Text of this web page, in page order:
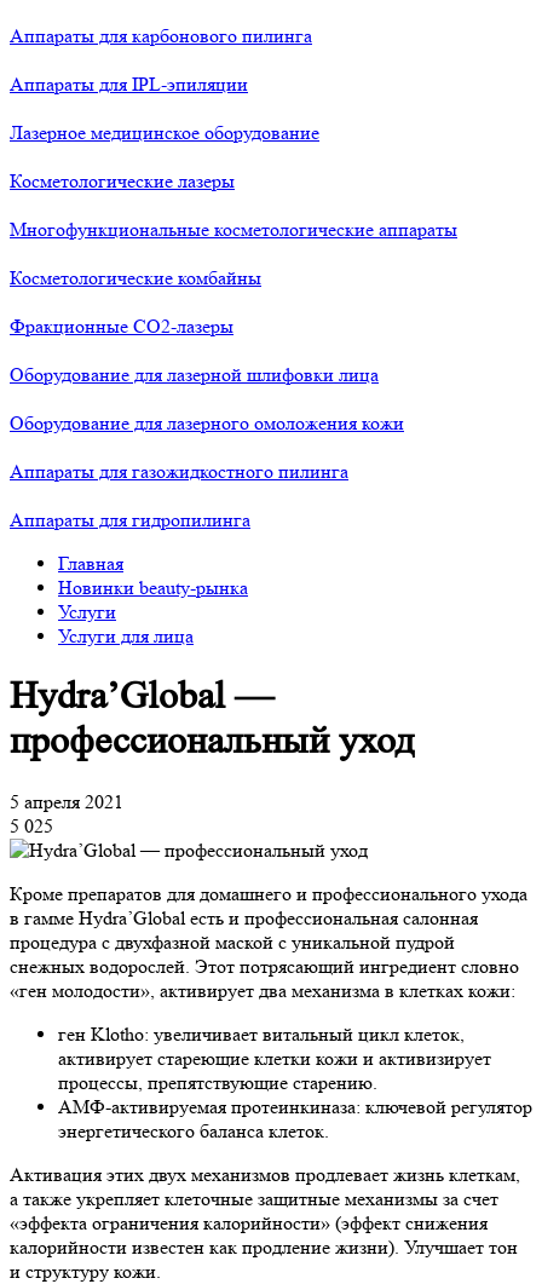
Аппараты для карбонового пилинга
Аппараты для IPL-эпиляции
Лазерное медицинское оборудование
Косметологические лазеры
Многофункциональные косметологические аппараты
Косметологические комбайны
Фракционные СО2-лазеры
Оборудование для лазерной шлифовки лица
Оборудование для лазерного омоложения кожи
Аппараты для газожидкостного пилинга
Аппараты для гидропилинга
Главная
Новинки beauty-рынка
Услуги
Услуги для лица
Hydra’Global —
профессиональный уход
5 апреля 2021
5 025
Кроме препаратов для домашнего и профессионального ухода
в гамме Hydra’Global есть и профессиональная салонная
процедура с двухфазной маской с уникальной пудрой
снежных водорослей. Этот потрясающий ингредиент словно
«ген молодости», активирует два механизма в клетках кожи:
ген Klotho: увеличивает витальный цикл клеток,
активирует стареющие клетки кожи и активизирует
процессы, препятствующие старению.
АМФ-активируемая протеинкиназа: ключевой регулятор
энергетического баланса клеток.
Активация этих двух механизмов продлевает жизнь клеткам,
а также укрепляет клеточные защитные механизмы за счет
«эффекта ограничения калорийности» (эффект снижения
калорийности известен как продление жизни). Улучшает тон
и структуру кожи.